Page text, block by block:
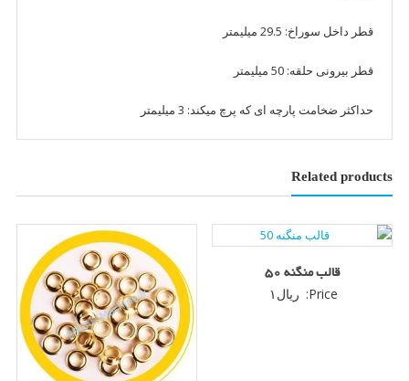
قطر داخل سوراخ: 29.5 میلیمتر
قطر بیرونی حلقه: 50 میلیمتر
حداکثر ضخامت پارچه ای که پرچ میکند: 3 میلیمتر
Related products
قالب منگنه 50
Price: ریال ۱